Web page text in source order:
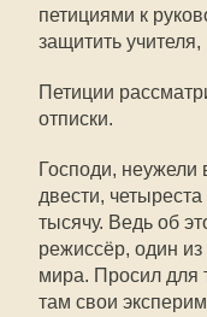
петициями к
защитить
Петиции
отписки.
Господи, неужели
двести,
тысячу. Ведь об
режиссёр, один
мира. Просил для
там свои